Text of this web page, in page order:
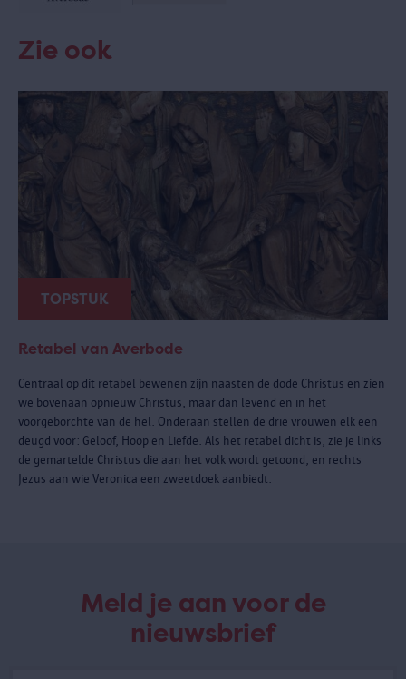
Zie ook
TOPSTUK
Retabel van Averbode
Centraal op dit retabel bewenen zijn naasten de dode Christus en zien
we bovenaan opnieuw Christus, maar dan levend en in het
voorgeborchte van de hel. Onderaan stellen de drie vrouwen elk een
deugd voor: Geloof, Hoop en Liefde. Als het retabel dicht is, zie je links
de gemartelde Christus die aan het volk wordt getoond, en rechts
Jezus aan wie Veronica een zweetdoek aanbiedt.
Meld je aan voor de
nieuwsbrief